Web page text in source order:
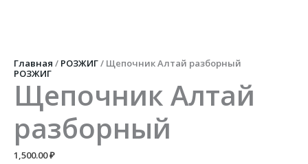
Главная / РОЗЖИГ/ Щепочник Алтай разборный
РОЗЖИГ
Щепочник Алтай
разборный
1,500.00₽
Щепочник
Алтай
разборный